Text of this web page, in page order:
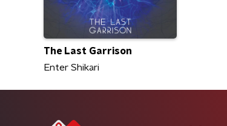
The Last Garrison
Enter Shikari